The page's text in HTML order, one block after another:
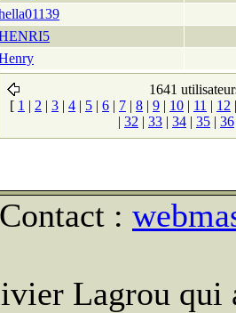
1641
[ 1 | 2 | 3 | 4 | 5 | 6 | 7 | 8 | 9 | 10 | 11 | 12
| 32 | 33 | 34 | 35 | 36
Contact :
Lagrou qui